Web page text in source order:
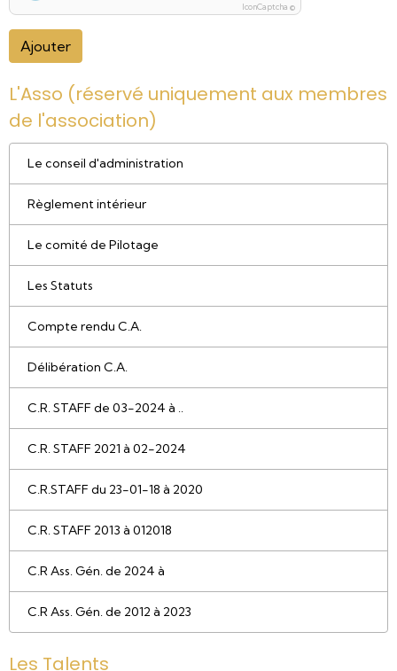
IconCaptcha ©
Ajouter
L'Asso (réservé uniquement aux membres
de l'association)
Le conseil d'administration
Règlement intérieur
Le comité de Pilotage
Les Statuts
Compte rendu C.A.
Délibération C.A.
C.R. STAFF de 03-2024 à ..
C.R. STAFF 2021 à 02-2024
C.R.STAFF du 23-01-18 à 2020
C.R. STAFF 2013 à 012018
C.R Ass. Gén. de 2024 à
C.R Ass. Gén. de 2012 à 2023
Les Talents